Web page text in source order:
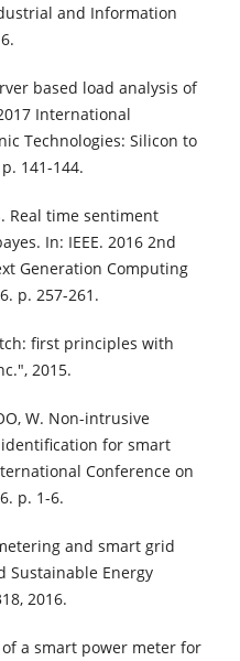
and Information
based load analysis of
International
Technologies: Silicon to
141-144.
Real time sentiment
In: IEEE. 2016 2nd
Generation Computing
p. 257-261.
first principles with
2015.
W. Non-intrusive
for smart
Conference on
p. 1-6.
and smart grid
Sustainable Energy
2016.
of a smart power meter for